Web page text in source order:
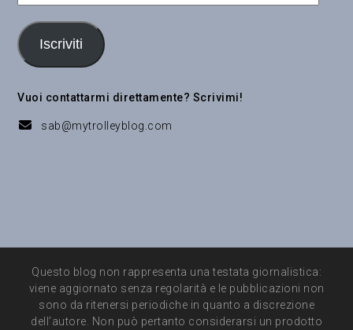
e-
mail
Iscriviti
Vuoi contattarmi direttamente? Scrivimi!
sab@mytrolleyblog.com
Questo blog non rappresenta una testata giornalistica:
viene aggiornato senza regolarità e le pubblicazioni non
sono da ritenersi periodiche in quanto a discrezione
dell’autore. Non può pertanto considerarsi un prodotto